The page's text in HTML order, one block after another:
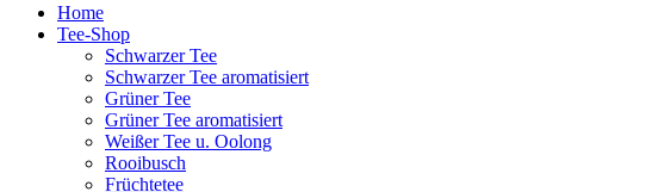
Home
Tee-Shop
Schwarzer Tee
Schwarzer Tee aromatisiert
Grüner Tee
Grüner Tee aromatisiert
Weißer Tee u. Oolong
Rooibusch
Früchtetee